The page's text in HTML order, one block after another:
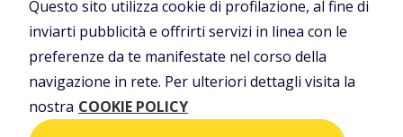
Viale Alcide de Gasperi, 2, 20097 San Donato Milanese (MI)
Capitale sociale deliberato il 15/09/2023
€ 101.755.495,30 i.v.
C. Fiscale e numero d’iscrizione Registro Imprese di Milano-
Monza-Brianza-Lodi n.
09702540155
Questo sito utilizza cookie di profilazione, al fine di
inviarti pubblicità e offrirti servizi in linea con le
preferenze da te manifestate nel corso della
navigazione in rete. Per ulteriori dettagli visita la
nostra COOKIE POLICY